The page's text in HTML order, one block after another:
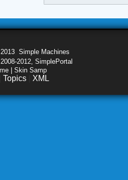
Simple Machines
2012, SimplePortal
| Skin Samp
Topics XML